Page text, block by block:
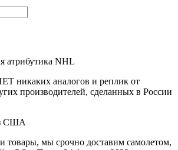
атрибутика NHL
никаких аналогов и реплик от
производителей, сделанных в России
США
товары, мы срочно доставим самолетом,